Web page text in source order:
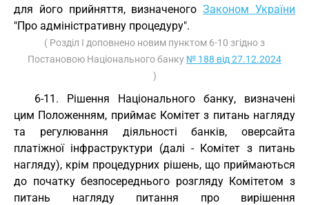
для його прийняття, визначеногоЗаконом України
"Про адміністративну процедуру".
( Розділ I доповнено новим пунктом 6-10 згідно з
Постановою Національного банку № 188 від 27.12.2024
)
6-11. Рішення Національного банку, визначені
цим Положенням, приймає Комітет з питань нагляду
та регулювання діяльності банків, оверсайта
платіжної інфраструктури (далі - Комітет з питань
нагляду), крім процедурних рішень, що приймаються
до початку безпосереднього розгляду Комітетом з
питань нагляду питання про вирішення